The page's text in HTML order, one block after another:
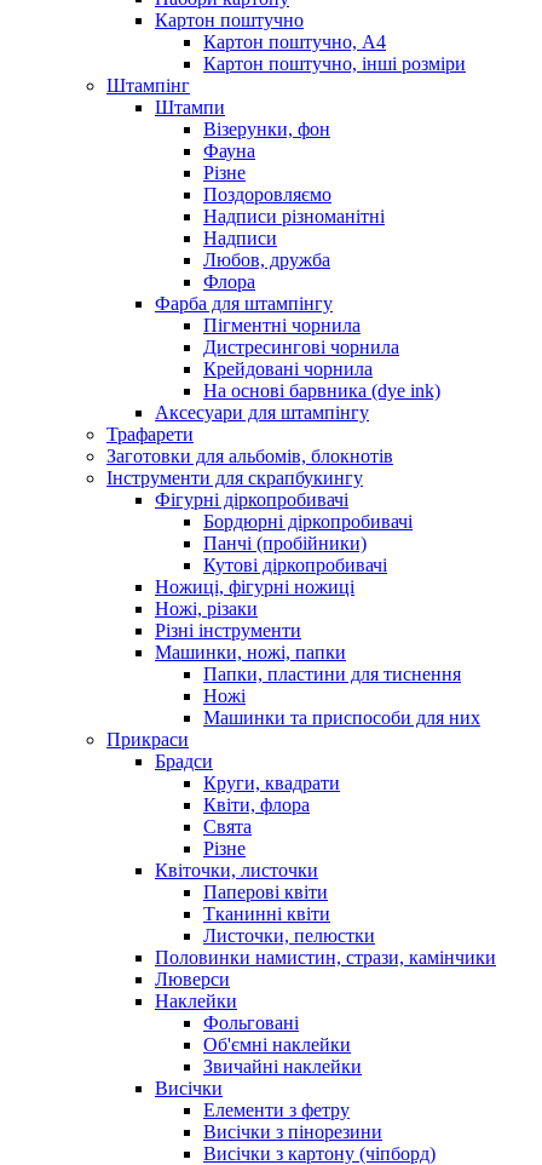
Картон поштучно
Картон поштучно, А4
Картон поштучно, інші розміри
Штампінг
Штампи
Візерунки, фон
Фауна
Різне
Поздоровляємо
Надписи різноманітні
Надписи
Любов, дружба
Флора
Фарба для штампінгу
Пігментні чорнила
Дистресингові чорнила
Крейдовані чорнила
На основі барвника (dye ink)
Аксесуари для штампінгу
Трафарети
Заготовки для альбомів, блокнотів
Інструменти для скрапбукингу
Фігурні діркопробивачі
Бордюрні діркопробивачі
Панчі (пробійники)
Кутові діркопробивачі
Ножиці, фігурні ножиці
Ножі, різаки
Різні інструменти
Машинки, ножі, папки
Папки, пластини для тиснення
Ножі
Машинки та приспособи для них
Прикраси
Брадси
Круги, квадрати
Квіти, флора
Свята
Різне
Квіточки, листочки
Паперові квіти
Тканинні квіти
Листочки, пелюстки
Половинки намистин, стрази, камінчики
Люверси
Наклейки
Фольговані
Об'ємні наклейки
Звичайні наклейки
Висічки
Елементи з фетру
Висічки з пінорезини
Висічки з картону (чіпборд)